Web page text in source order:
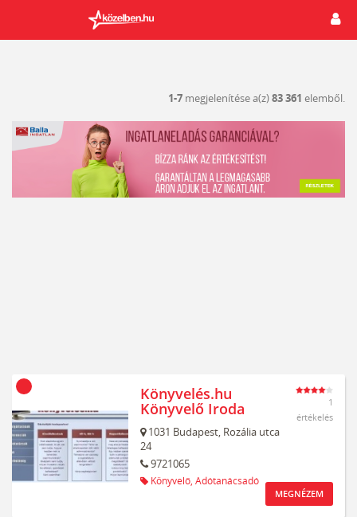
1-7 megjelenítése a(z)83 361 elemből.
Könyvelés.hu
Könyvelő Iroda
1031 Budapest, Rozália utca
24
9721065
Könyvelő, Adótanácsadó
1
értékelés
MEGNÉZEM